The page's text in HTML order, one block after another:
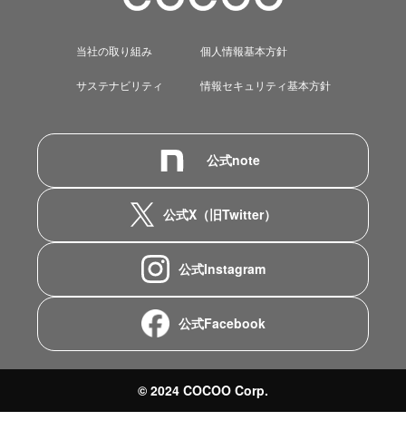
公式note
公式X（旧Twitter）
公式Instagram
公式Facebook
当社の取り組み
サステナビリティ
個人情報基本方針
情報セキュリティ基本方針
© 2024 COCOO Corp.